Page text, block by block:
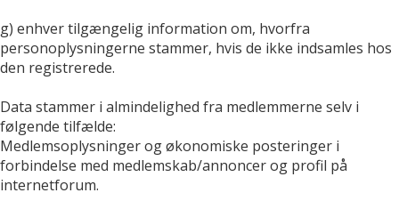
g) enhver tilgængelig information om, hvorfra
personoplysningerne stammer, hvis de ikke indsamles hos
den registrerede.
Data stammer i almindelighed fra medlemmerne selv i
følgende tilfælde:
Medlemsoplysninger og økonomiske posteringer i
forbindelse med medlemskab/annoncer og profil på
internetforum.